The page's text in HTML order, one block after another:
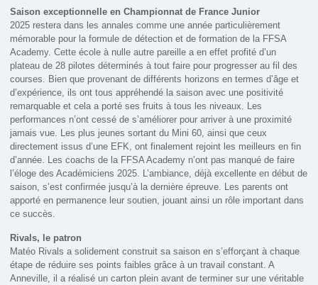
Saison exceptionnelle en Championnat de France Junior
2025 restera dans les annales comme une année particulièrement
mémorable pour la formule de détection et de formation de la FFSA
Academy. Cette école à nulle autre pareille a en effet profité d’un
plateau de 28 pilotes déterminés à tout faire pour progresser au fil des
courses. Bien que provenant de différents horizons en termes d’âge et
d’expérience, ils ont tous appréhendé la saison avec une positivité
remarquable et cela a porté ses fruits à tous les niveaux. Les
performances n’ont cessé de s’améliorer pour arriver à une proximité
jamais vue. Les plus jeunes sortant du Mini 60, ainsi que ceux
directement issus d’une EFK, ont finalement rejoint les meilleurs en fin
d’année. Les coachs de la FFSA Academy n’ont pas manqué de faire
l’éloge des Académiciens 2025. L’ambiance, déjà excellente en début de
saison, s’est confirmée jusqu’à la dernière épreuve. Les parents ont
apporté en permanence leur soutien, jouant ainsi un rôle important dans
ce succès.
Rivals, le patron
Matéo Rivals a solidement construit sa saison en s’efforçant à chaque
étape de réduire ses points faibles grâce à un travail constant. A
Anneville, il a réalisé un carton plein avant de terminer sur une véritable